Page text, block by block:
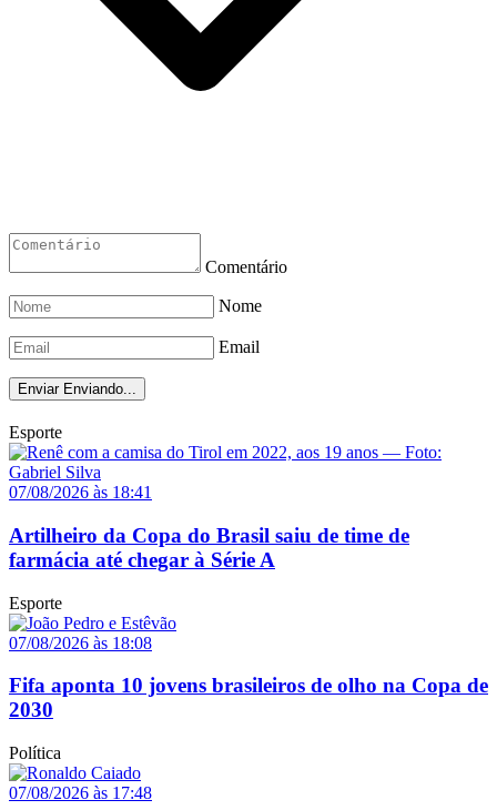
Comentário
Nome
Email
Enviar Enviando...
Esporte
07/08/2026 às 18:41
Artilheiro da Copa do Brasil saiu de time de
farmácia até chegar à Série A
Esporte
07/08/2026 às 18:08
Fifa aponta 10 jovens brasileiros de olho na Copa de
2030
Política
07/08/2026 às 17:48